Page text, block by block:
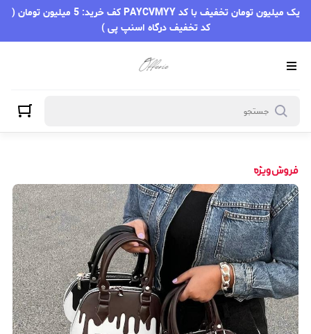
یک میلیون تومان تخفیف با کد PAYCVMYY کف خرید: 5 میلیون تومان (
کد تخفیف درگاه اسنپ پی )